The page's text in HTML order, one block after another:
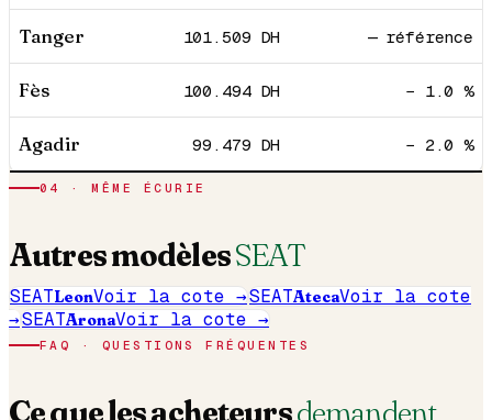
Tanger 101.509 DH — référence
Fès 100.494DH − 1.0 %
Agadir 99.479 DH − 2.0 %
04 · MÊME ÉCURIE
Autres modèlesSEAT
SEATLeonVoir la cote →SEATAtecaVoir la cote
→SEATAronaVoir la cote →
FAQ · QUESTIONS FRÉQUENTES
Ce que les acheteursdemandent